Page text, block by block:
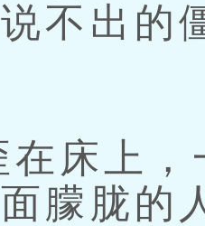
不出的
床上，
朦胧的